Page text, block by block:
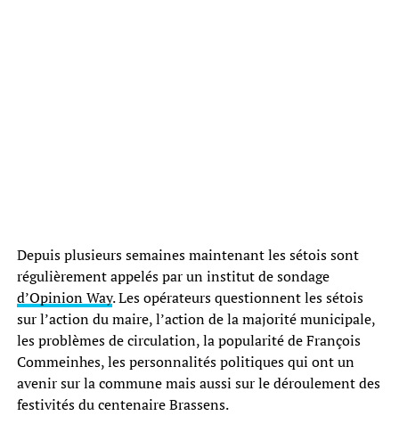
Depuis plusieurs semaines maintenant les sétois sont
régulièrement appelés par un institut de sondage
d’Opinion Way. Les opérateurs questionnent les sétois
sur l’action du maire, l’action de la majorité municipale,
les problèmes de circulation, la popularité de François
Commeinhes, les personnalités politiques qui ont un
avenir sur la commune mais aussi sur le déroulement des
festivités du centenaire Brassens.